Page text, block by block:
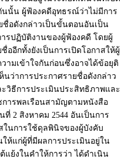
นนั้น ผู้ฟ้องคดีอุทธรณ์ว่าไม่มีการ
ชื่อดังกล่าวเป็นขั้นตอนอันเป็น
รปฏิบัติงานของผู้ฟ้องคดี โดยผู้
อีกทั้งยังเป็นการเปิดโอกาสให้ผู้
มเข้าใจกันก่อนซึ่งอาจได้ข้อยุติ
ว่าการประกาศรายชื่อดังกล่าว
วิธีการประเมินประสิทธิภาพและ
ารพลเรือนสามัญตามหนังสือ
ที่ 2 สิงหาคม 2544 อันเป็นการ
ในการใช้ดุลพินิจของผู้บังคับ
ห้แก่ผู้ที่มีผลการประเมินอยู่ใน
แย้งในคำให้การว่า ได้ดำเนิน